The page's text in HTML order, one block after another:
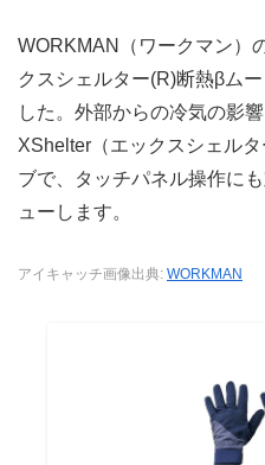
WORKMAN（ワークマン）
クスシェルター(R)断熱βム
した。外部からの冷気の影
XShelter（エックスシェル
ブで、タッチパネル操作に
ューします。
アイキャッチ画像出典: WORKMAN